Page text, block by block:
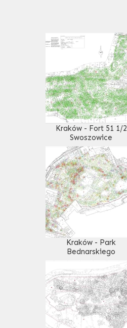
Kraków - Fort 51 1/2
Swoszowice
Kraków - Park
Bednarskiego